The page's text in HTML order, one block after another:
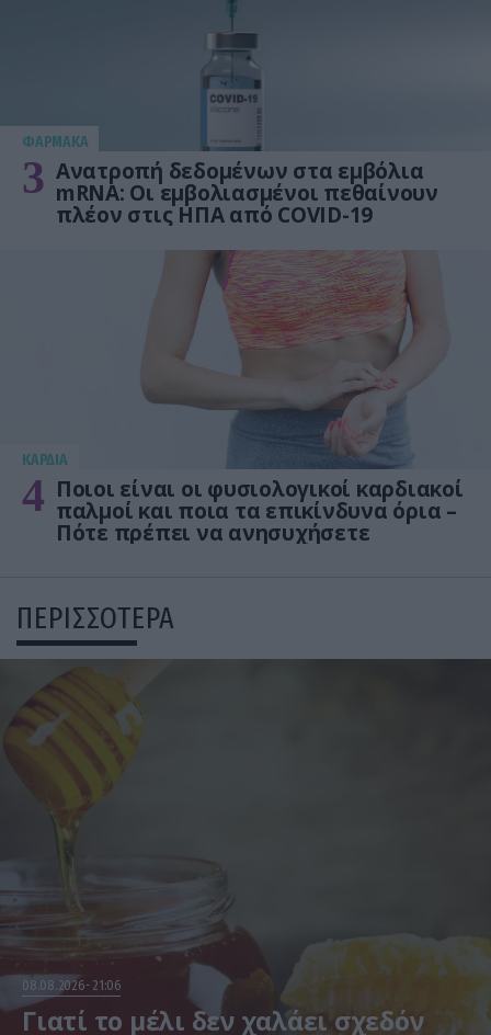
ΦΑΡΜΑΚΑ
3 Ανατροπή δεδομένων στα εμβόλια
mRNA: Οι εμβολιασμένοι πεθαίνουν
πλέον στις ΗΠΑ από COVID-19
KΑΡΔΙΑ
4 Ποιοι είναι οι φυσιολογικοί καρδιακοί
παλμοί και ποια τα επικίνδυνα όρια –
Πότε πρέπει να ανησυχήσετε
ΠΕΡΙΣΣΟΤΕΡΑ
08.08.2026 21:06
Γιατί το μέλι δεν χαλάει σχεδόν